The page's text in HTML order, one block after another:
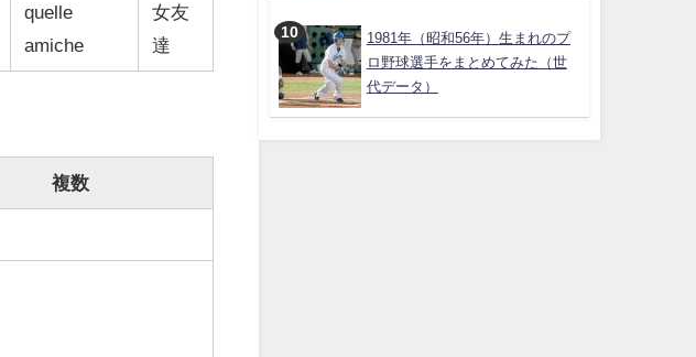
quelle
amiche
女友
達
複数
1981年（昭和56年）生まれのプ
ロ野球選手をまとめてみた（世
代データ）